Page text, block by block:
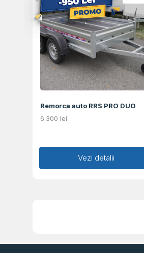
Remorca auto RRS PRO DUO
6.300 lei
Adaugă în coș
Vezi detalii